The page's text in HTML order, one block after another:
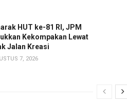
HUT ke-81 RI, JPM
Kekompakan Lewat
Jalan Kreasi
7, 2026